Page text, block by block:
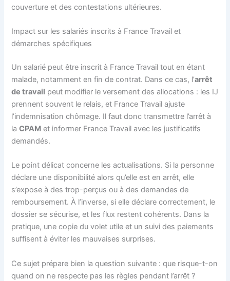
couverture et des contestations ultérieures.
Impact sur les salariés inscrits à France Travail et
démarches spécifiques
Un salarié peut être inscrit à France Travail tout en étant
malade, notamment en fin de contrat. Dans ce cas, l’arrêt
de travail peut modifier le versement des allocations : les IJ
prennent souvent le relais, et France Travail ajuste
l’indemnisation chômage. Il faut donc transmettre l’arrêt à
laCPAM et informer France Travail avec les justificatifs
demandés.
Le point délicat concerne les actualisations. Si la personne
déclare une disponibilité alors qu’elle est en arrêt, elle
s’expose à des trop-perçus ou à des demandes de
remboursement. À l’inverse, si elle déclare correctement, le
dossier se sécurise, et les flux restent cohérents. Dans la
pratique, une copie du volet utile et un suivi des paiements
suffisent à éviter les mauvaises surprises.
Ce sujet prépare bien la question suivante : que risque-t-on
quand on ne respecte pas les règles pendant l’arrêt ?